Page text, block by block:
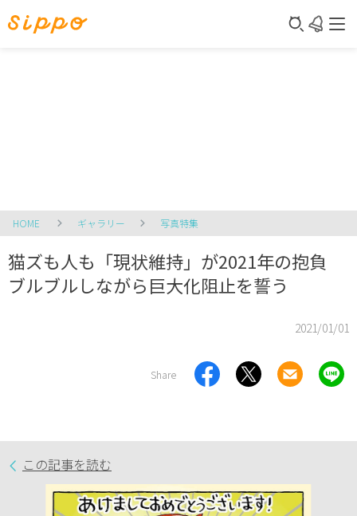
HOME ギャラリー 写真特集
猫ズも人も「現状維持」が2021年の抱負
ブルブルしながら巨大化阻止を誓う
2021/01/01
Share
この記事を読む